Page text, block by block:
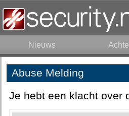
Nieuws
Abuse Melding
Je hebt een klacht over